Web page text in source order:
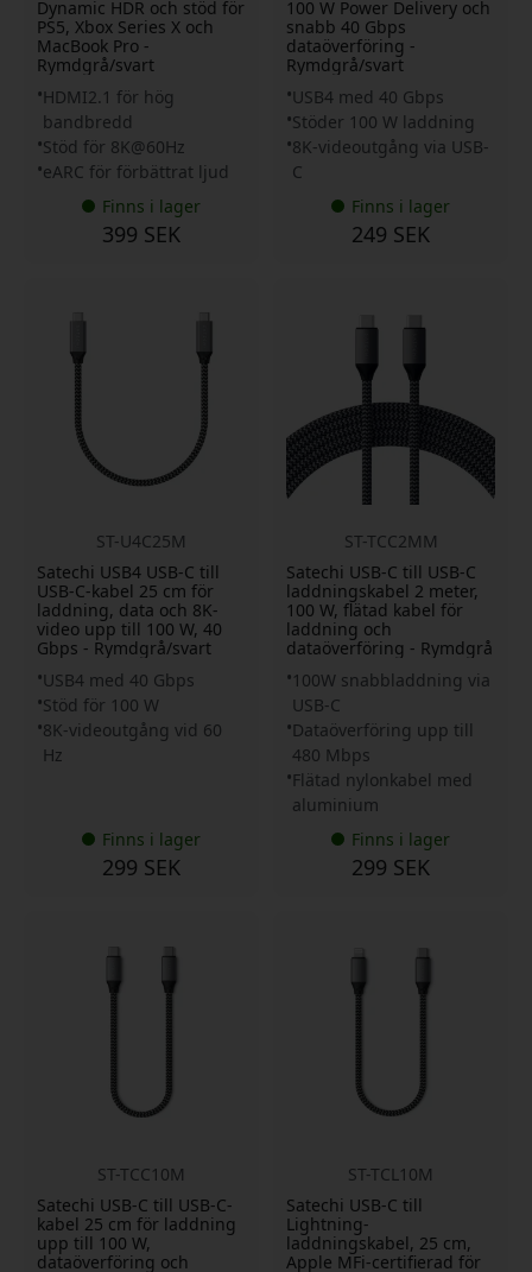
Dynamic HDR och stöd för
PS5, Xbox Series X och
MacBook Pro -
Rymdgrå/svart
HDMI2.1 för hög
bandbredd
Stöd för 8K@60Hz
eARC för förbättrat ljud
Finns i lager
399 SEK
100 W Power Delivery och
snabb 40 Gbps
dataöverföring -
Rymdgrå/svart
USB4 med 40 Gbps
Stöder 100 W laddning
8K-videoutgång via USB-
C
Finns i lager
249 SEK
ST-U4C25M
Satechi USB4 USB-C till
USB-C-kabel 25 cm för
laddning, data och 8K-
video upp till 100 W, 40
Gbps - Rymdgrå/svart
USB4 med 40 Gbps
Stöd för 100 W
8K-videoutgång vid 60
Hz
Finns i lager
299 SEK
ST-TCC2MM
Satechi USB-C till USB-C
laddningskabel 2 meter,
100 W, flätad kabel för
laddning och
dataöverföring - Rymdgrå
100W snabbladdning via
USB-C
Dataöverföring upp till
480 Mbps
Flätad nylonkabel med
aluminium
Finns i lager
299 SEK
ST-TCC10M
Satechi USB-C till USB-C-
kabel 25 cm för laddning
upp till 100 W,
dataöverföring och
ST-TCL10M
Satechi USB-C till
Lightning-
laddningskabel, 25 cm,
Apple MFi-certifierad för